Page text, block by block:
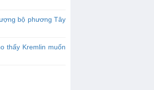
bộ phương Tây
thấy Kremlin muốn